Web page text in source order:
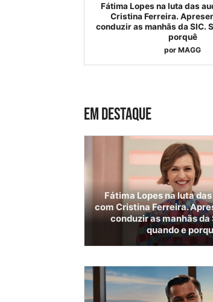
Fátima Lopes na luta das
Cristina Ferreira.
conduzir as manhãs da SIC.
porquê
por MAGG
EM DESTAQUE
Fátima Lopes na luta
com Cristina Ferreira.
conduzir as manhãs da
quando e